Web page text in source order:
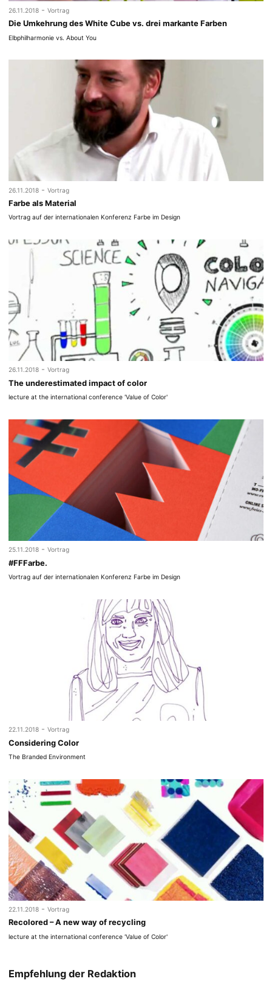
26.11.2018 - Vortrag
Die Umkehrung des White Cube vs. drei markante Farben
Elbphilharmonie vs. About You
26.11.2018 - Vortrag
Farbe als Material
Vortrag auf der internationalen Konferenz Farbe im Design
26.11.2018 - Vortrag
The underestimated impact of color
lecture at the international conference 'Value of Color'
25.11.2018 - Vortrag
#FFFarbe.
Vortrag auf der internationalen Konferenz Farbe im Design
22.11.2018 - Vortrag
Considering Color
The Branded Environment
22.11.2018 - Vortrag
Recolored – A new way of recycling
lecture at the international conference 'Value of Color'
Empfehlung der Redaktion